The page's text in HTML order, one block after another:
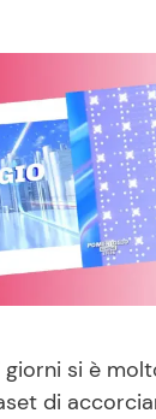
si è
di